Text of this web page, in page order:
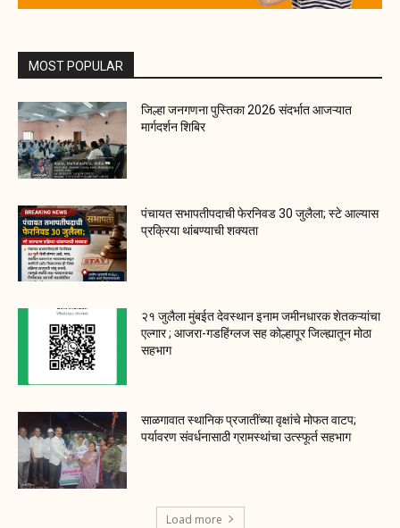
MOST POPULAR
जिल्हा जनगणना पुस्तिका 2026 संदर्भात आजऱ्यात
मार्गदर्शन शिबिर
पंचायत सभापतीपदाची फेरनिवड 30 जुलैला; स्टे आल्यास
प्रक्रिया थांबण्याची शक्यता
२१ जुलैला मुंबईत देवस्थान इनाम जमीनधारक शेतकऱ्यांचा
एल्गार ; आजरा-गडहिंग्लज सह कोल्हापूर जिल्ह्यातून मोठा
सहभाग
साळगावात स्थानिक प्रजातींच्या वृक्षांचे मोफत वाटप;
पर्यावरण संवर्धनासाठी ग्रामस्थांचा उत्स्फूर्त सहभाग
Load more